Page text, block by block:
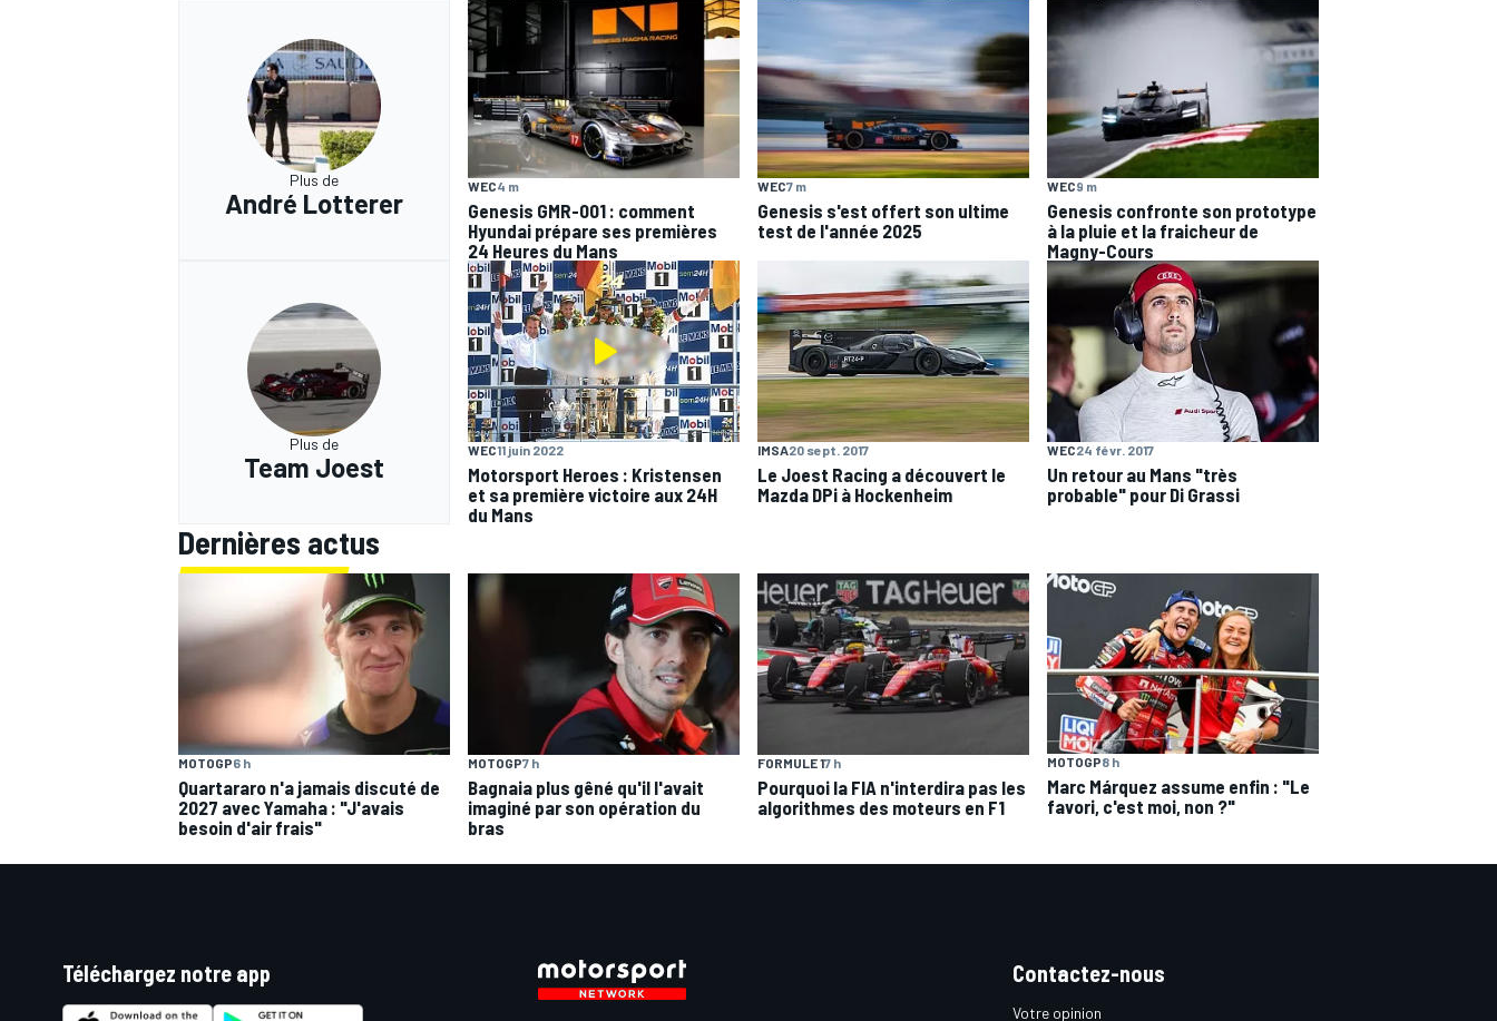
Plus de
André Lotterer
WEC4 m
Genesis GMR-001 : comment
Hyundai prépare ses premières
24 Heures du Mans
WEC7 m
Genesis s'est offert son ultime
test de l'année 2025
WEC9 m
Genesis confronte son prototype
à la pluie et la fraicheur de
Magny-Cours
Plus de
Team Joest
WEC11 juin 2022
Motorsport Heroes : Kristensen
et sa première victoire aux 24H
du Mans
IMSA20 sept. 2017
Le Joest Racing a découvert le
Mazda DPi à Hockenheim
WEC24 févr. 2017
Un retour au Mans "très
probable" pour Di Grassi
Dernières actus
MOTOGP6 h
Quartararo n'a jamais discuté de
2027 avec Yamaha : "J'avais
besoin d'air frais"
MOTOGP7 h
Bagnaia plus gêné qu'il l'avait
imaginé par son opération du
bras
FORMULE 17 h
Pourquoi la FIA n'interdira pas les
algorithmes des moteurs en F1
MOTOGP8 h
Marc Márquez assume enfin : "Le
favori, c'est moi, non ?"
Téléchargez notre app Contactez-nous
Votre opinion